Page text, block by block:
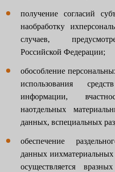
получение согласий
наобработку
случаев,
Российской Федерации;
обособление
использования
информации,
наотдельных
данных, вспециальных
обеспечение
данных иихматериальных
осуществляется